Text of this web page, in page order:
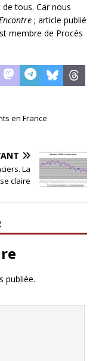
tous. Car nous
; article publié
membre de Procés
en France
La
claire
publiée.